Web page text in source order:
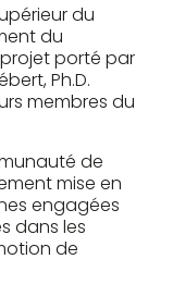
du
du
porté par
Ph.D.
membres du
de
mise en
engagées
dans les
de